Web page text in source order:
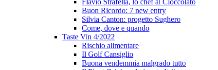
Flavio Strafella, lo chef al Cioccolato
Buon Ricordo: 7 new entry
Silvia Canton: progetto Sughero
Come, dove e quando
Taste Vin 4/2022
Rischio alimentare
Il Golf Cansiglio
Buona vendemmia malgrado tutto